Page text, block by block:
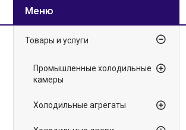
Товары и услуги
Промышленные холодильные
камеры
Холодильные агрегаты